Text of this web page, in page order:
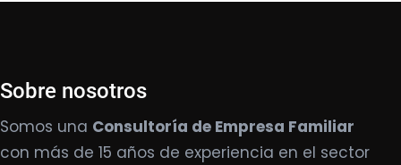
Sobre nosotros
Somos una Consultoría de Empresa Familiar
con más de 15 años de experiencia en el sector